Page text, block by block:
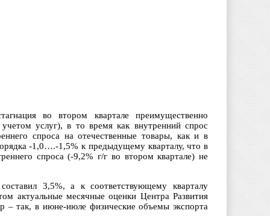
во втором квартале преимущественно
услуг), в то время как внутренний спрос
спроса на отечественные товары, как и в
-1,0….-1,5% к предыдущему кварталу, что в
спроса (-9,2% г/г во втором квартале) не
3,5%, а к соответствующему кварталу
актуальные месячные оценки Центра Развития
– так, в июне-июле физические объемы экспорта